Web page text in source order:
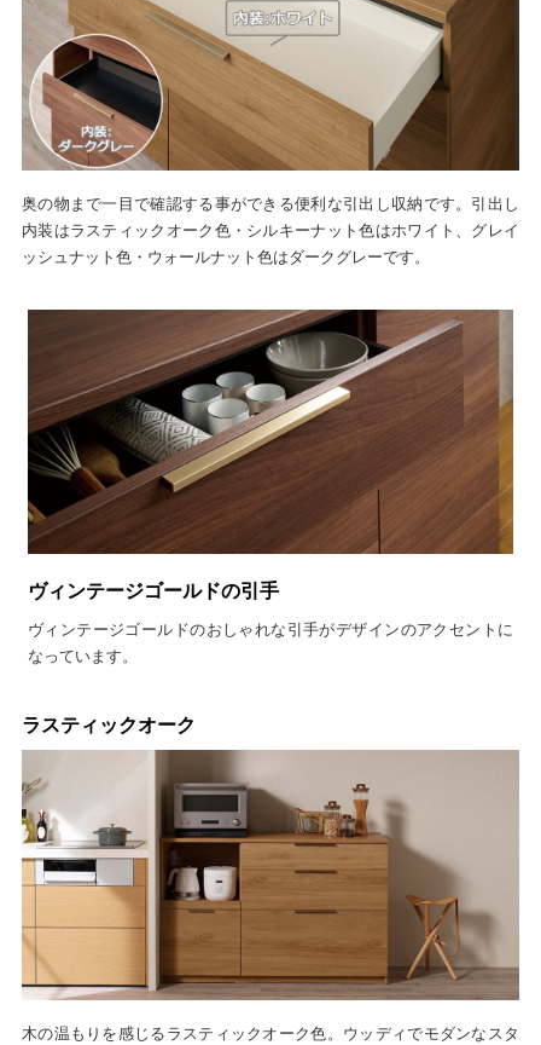
奥の物まで一目で確認する事ができる便利な引出し収納です。引出し
内装はラスティックオーク色・シルキーナット色はホワイト、グレイ
ッシュナット色・ウォールナット色はダークグレーです。
ヴィンテージゴールドの引手
ヴィンテージゴールドのおしゃれな引手がデザインのアクセントに
なっています。
ラスティックオーク
木の温もりを感じるラスティックオーク色。ウッディでモダンなスタ